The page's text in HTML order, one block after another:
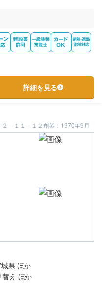
詳細を見る
－１１－１２創業：1970年9月
県 ほか
替え ほか